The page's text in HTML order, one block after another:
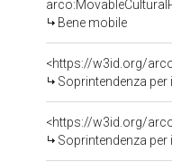
Bene mobile
<https://w3id.org/
Soprintendenza
<https://w3id.org/
Soprintendenza